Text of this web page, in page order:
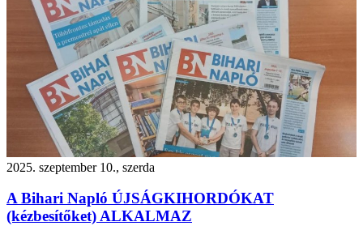
2025. szeptember 10., szerda
A Bihari Napló ÚJSÁGKIHORDÓKAT
(kézbesítőket) ALKALMAZ